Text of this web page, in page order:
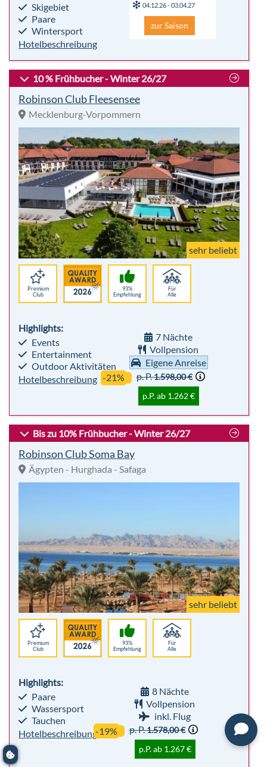
Skigebiet
Paare
Wintersport
Hotelbeschreibung
04.12.26 - 03.04.27
zur Saison
10 % Frühbucher - Winter 26/27
Robinson Club Fleesensee
Mecklenburg-Vorpommern
sehr beliebt
Premium
Club
93%
Empfehlung
Für
Alle
Highlights:
Events
Entertainment
Outdoor Aktivitäten
Hotelbeschreibung
7 Nächte
Vollpension
Eigene Anreise
-21%
p. P.1.598,00 €
p.P. ab 1.262 €
Bis zu 10% Frühbucher - Winter 26/27
Robinson Club Soma Bay
Ägypten - Hurghada - Safaga
sehr beliebt
Premium
Club
93%
Empfehlung
Für
Alle
Highlights:
Paare
Wassersport
Tauchen
Hotelbeschreibung
8 Nächte
Vollpension
inkl. Flug
-19%
p. P.1.578,00 €
p.P. ab 1.267 €